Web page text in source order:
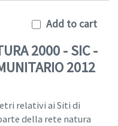
Add to cart
2000 - SIC -
2012
relativi ai Siti di
della rete natura